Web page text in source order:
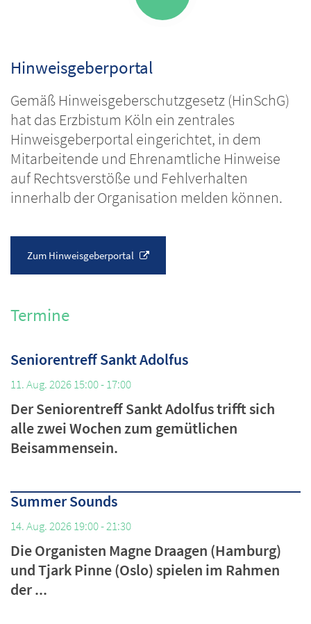
Hinweisgeberportal
Gemäß Hinweisgeberschutzgesetz (HinSchG)
hat das Erzbistum Köln ein zentrales
Hinweisgeberportal eingerichtet, in dem
Mitarbeitende und Ehrenamtliche Hinweise
auf Rechtsverstöße und Fehlverhalten
innerhalb der Organisation melden können.
Zum Hinweisgeberportal
Termine
Seniorentreff Sankt Adolfus
11. Aug. 2026 15:00 - 17:00
Der Seniorentreff Sankt Adolfus trifft sich
alle zwei Wochen zum gemütlichen
Beisammensein.
Summer Sounds
14. Aug. 2026 19:00 - 21:30
Die Organisten Magne Draagen (Hamburg)
und Tjark Pinne (Oslo) spielen im Rahmen
der ...